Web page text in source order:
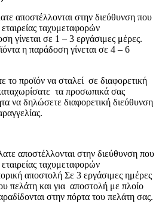
αποστέλλονται στην διεύθυνση που
ταχυμεταφορών
γίνεται σε 1 – 3 εργάσιμες μέρες.
η παράδοση γίνεται σε 4 – 6
το προϊόν να σταλεί σε διαφορετική
τα προσωπικά σας
να δηλώσετε διαφορετική διεύθυνση
αποστέλλονται στην διεύθυνση που
ταχυμεταφορών
αποστολή Σε 3 εργάσιμες ημέρες
πελάτη και για αποστολή με πλοίο
στην πόρτα του πελάτη σας.